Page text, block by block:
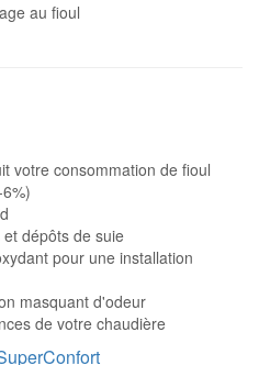
au fioul
votre consommation de fioul
dépôts de suie
pour une installation
masquant d'odeur
de votre chaudière